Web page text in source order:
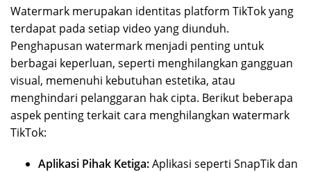
Watermark merupakan identitas platform TikTok yang
terdapat pada setiap video yang diunduh.
Penghapusan watermark menjadi penting untuk
berbagai keperluan, seperti menghilangkan gangguan
visual, memenuhi kebutuhan estetika, atau
menghindari pelanggaran hak cipta. Berikut beberapa
aspek penting terkait cara menghilangkan watermark
TikTok:
Aplikasi Pihak Ketiga:Aplikasi seperti SnapTik dan